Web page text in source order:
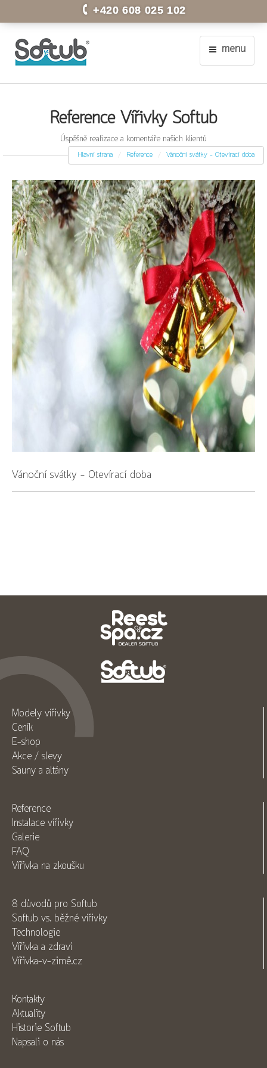
+420 608 025 102
menu
Reference Vířivky Softub
Úspěšně realizace a komentáře našich klientů
Hlavní strana Reference Vánoční svátky - Otevírací doba
Vánoční svátky - Otevírací doba
Modely vířivky
Ceník
E-shop
Akce / slevy
Sauny a altány
Reference
Instalace vířivky
Galerie
FAQ
Vířivka na zkoušku
8 důvodů pro Softub
Softub vs. běžné vířivky
Technologie
Vířivka a zdraví
Vířivka-v-zimě.cz
Kontakty
Aktuality
Historie Softub
Napsali o nás